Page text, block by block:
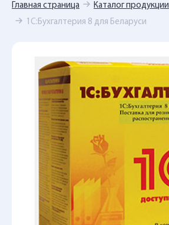
Главная страница Каталог продукции
1С:Бухгалтерия 8 для Беларуси